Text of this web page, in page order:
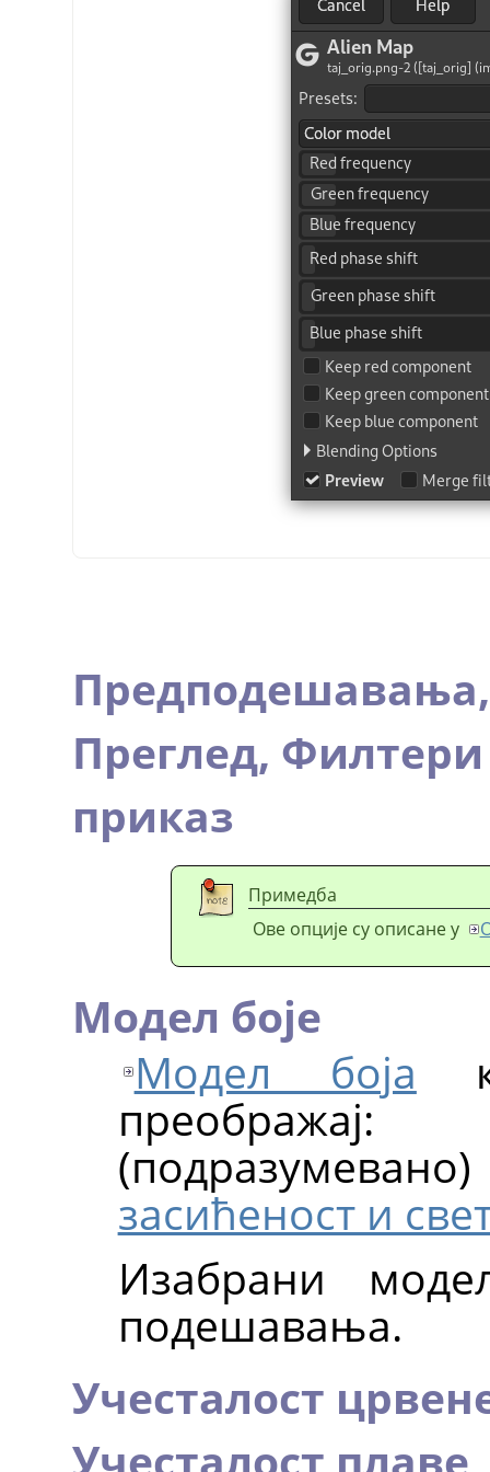
Преглед, Филтери
приказ
Примедба
Ове опције су описане у
Модел боје
Модел боја
засићеност и
Изабрани
подешавања.
Учесталост
Учесталост